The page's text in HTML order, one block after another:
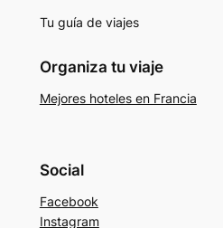
Tu guía de viajes
Organiza tu viaje
Mejores hoteles en Francia
Social
Facebook
Instagram